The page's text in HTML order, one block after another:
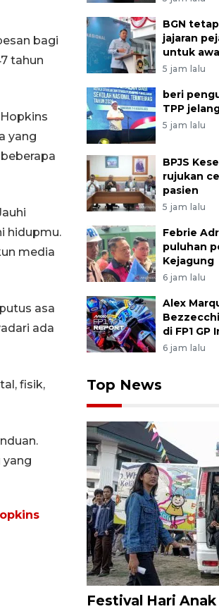
bagi
tahun
yang
hidupmu.
media
asa
ada
fisik,
yang
BGN
jajaran
untuk
5 jam lalu
beri
TPP
5 jam lalu
BPJS
rujukan
pasien
5 jam lalu
Febrie
puluhan
Kejagung
6 jam lalu
Alex
di FP1 GP
6 jam lalu
Top News
Festival Hari